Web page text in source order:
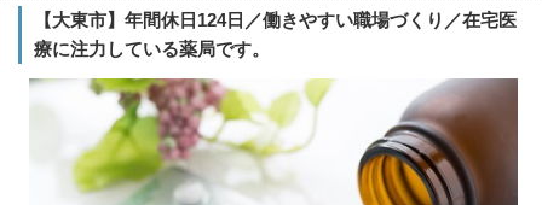
【大東市】年間休日124日／働きやすい職場づくり／在宅医
療に注力している薬局です。
キャリアアドバイザー紹介
コラム
転職支援サービスに申し込む